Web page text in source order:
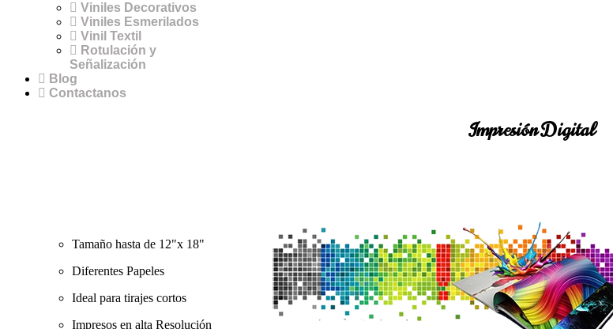
Viniles Decorativos
Viniles Esmerilados
Vinil Textil
Rotulación y
Señalización
Blog
Contactanos
Impresión Digital
Tamaño hasta de 12"x 18"
Diferentes Papeles
Ideal para tirajes cortos
Impresos en alta Resolución